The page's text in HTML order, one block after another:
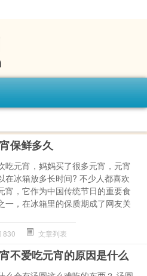
保鲜多久
吃元宵，妈妈买了很多元宵，元宵
在冰箱放多长时间? 不少人都喜欢
宵，它作为中国传统节日的重要食
一，在冰箱里的保质期成了网友关
830 文章列表
不爱吃元宵的原因是什么